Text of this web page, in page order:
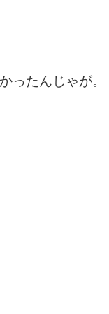
ったんじゃが。